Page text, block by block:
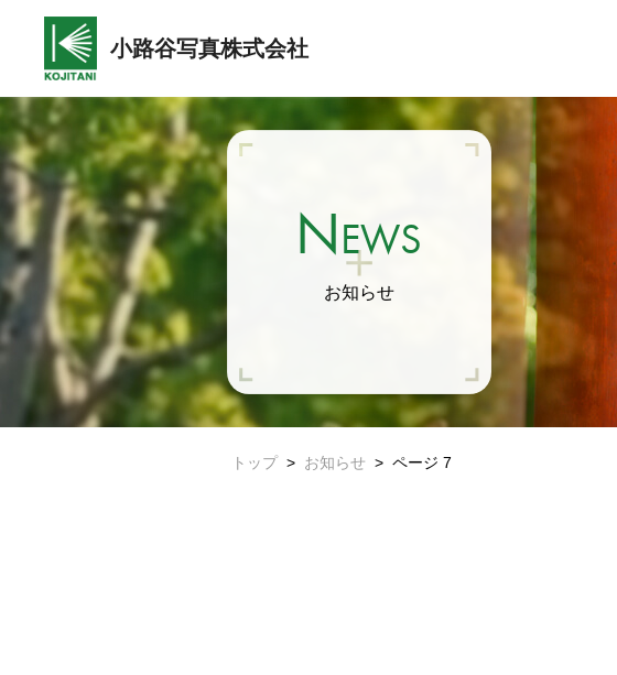
小路谷写真株式会社
NEWS
お知らせ
トップ > お知らせ > ページ 7